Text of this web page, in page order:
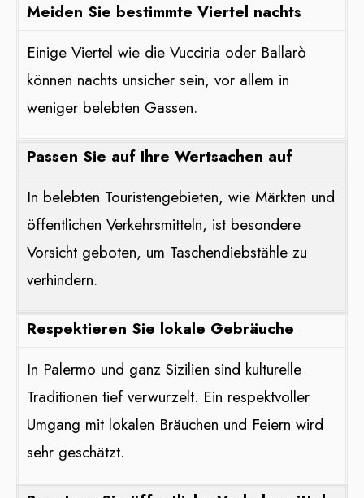
Meiden Sie bestimmte Viertel nachts
Einige Viertel wie die Vucciria oder Ballarò
können nachts unsicher sein, vor allem in
weniger belebten Gassen.
Passen Sie auf Ihre Wertsachen auf
In belebten Touristengebieten, wie Märkten und
öffentlichen Verkehrsmitteln, ist besondere
Vorsicht geboten, um Taschendiebstähle zu
verhindern.
Respektieren Sie lokale Gebräuche
In Palermo und ganz Sizilien sind kulturelle
Traditionen tief verwurzelt. Ein respektvoller
Umgang mit lokalen Bräuchen und Feiern wird
sehr geschätzt.